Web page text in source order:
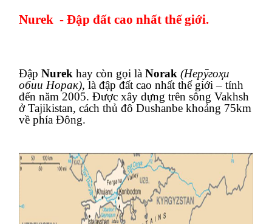
Nurek - Đập đất cao nhất thế giới.
Đập Nurek hay còn gọi là Norak (Нерӯгоҳи
обии Норак), là đập đất cao nhất thế giới – tính
đến năm 2005. Được xây dựng trên sông Vakhsh
ởTajikistan, cách thủ đô Dushanbe khoảng 75km
về phía Đông.